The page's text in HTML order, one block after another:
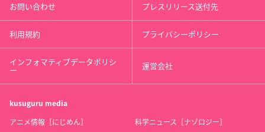
お問い合わせ プレスリリース送付先
利用規約 プライバシーポリシー
インフォマティブデータポリシ
ー 運営会社
kusuguru media
アニメ情報［にじめん］
科学ニュース［ナゾロジー］